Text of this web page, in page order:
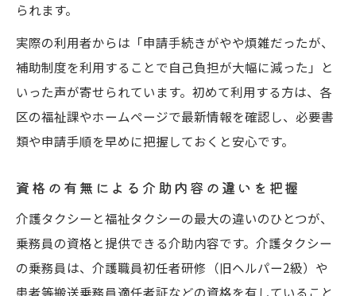
られます。
実際の利用者からは「申請手続きがやや煩雑だったが、
補助制度を利用することで自己負担が大幅に減った」と
いった声が寄せられています。初めて利用する方は、各
区の福祉課やホームページで最新情報を確認し、必要書
類や申請手順を早めに把握しておくと安心です。
資格の有無による介助内容の違いを把握
介護タクシーと福祉タクシーの最大の違いのひとつが、
乗務員の資格と提供できる介助内容です。介護タクシー
の乗務員は、介護職員初任者研修（旧ヘルパー2級）や
患者等搬送乗務員適任者証などの資格を有していること